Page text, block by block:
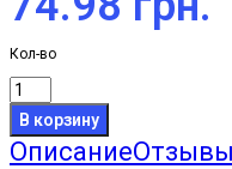
Кол-во
Описание